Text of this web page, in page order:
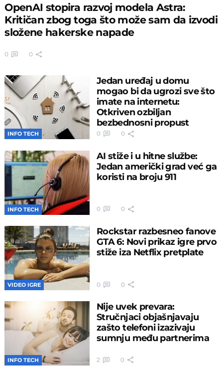
OpenAI stopira razvoj modela Astra:
Kritičan zbog toga što može sam da izvodi
složene hakerske napade
0 0
INFO TECH
Jedan uređaj u domu
mogao bi da ugrozi sve što
imate na internetu:
Otkriven ozbiljan
bezbednosni propust
0 0
INFO TECH
AI stiže i u hitne službe:
Jedan američki grad već ga
koristi na broju 911
0 0
VIDEO IGRE
Rockstar razbesneo fanove
GTA 6: Novi prikaz igre prvo
stiže iza Netflix pretplate
0 0
INFO TECH
Nije uvek prevara:
Stručnjaci objašnjavaju
zašto telefoni izazivaju
sumnju među partnerima
2 0